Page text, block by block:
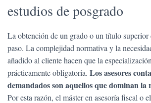
estudios de posgrado
La obtención de un grado o un título superior
paso. La complejidad normativa y la
añadido al cliente hacen que la
prácticamente obligatoria. Los asesores
demandados son aquellos que dominan
Por esta razón, el máster en asesoría fiscal o